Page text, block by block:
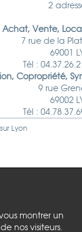
2
Achat, Vente,
7 rue de la
69001
Tél :
Copropriété,
9 rue
69002
Tél :
Lyon
montrer un
nos visiteurs.